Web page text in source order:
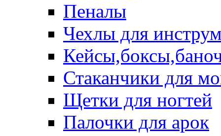
Пеналы
Чехлы для
Стаканчики для
Щетки для ногтей
Палочки для арок